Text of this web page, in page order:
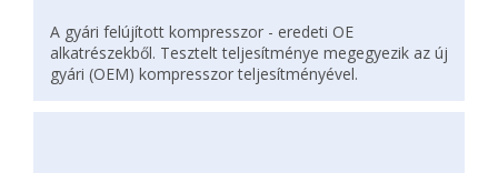
A gyári felújított kompresszor - eredeti OE
alkatrészekből. Tesztelt teljesítménye megegyezik az új
gyári (OEM) kompresszor teljesítményével.